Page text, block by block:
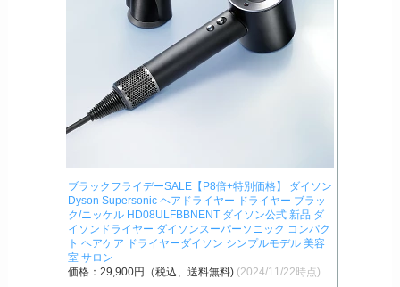
ブラックフライデーSALE【P8倍+特別価格】 ダイソン
Dyson Supersonic ヘアドライヤー ドライヤー ブラッ
ク/ニッケル HD08ULFBBNENT ダイソン公式 新品 ダ
イソンドライヤー ダイソンスーパーソニック コンパク
ト ヘアケア ドライヤーダイソン シンプルモデル 美容
室 サロン
価格：29,900円（税込、送料無料) (2024/11/22時点)